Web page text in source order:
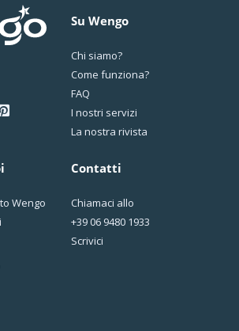
𓄂𓆃
CUORE❤️Tutti Voi, 👑"My
da inizio Wengo....Voi che avete dato a
vita in 3D: ....un Luogo, dove
questa stupenda, Energia, che
che circola, sempre, tra Voi, e Me,
Su Wengo
Chi siamo?
Come funziona?
FAQ
I nostri servizi
La nostra rivista
Wengo
Contatti
Chiamaci allo
+39 06 9480 1933
Scrivici